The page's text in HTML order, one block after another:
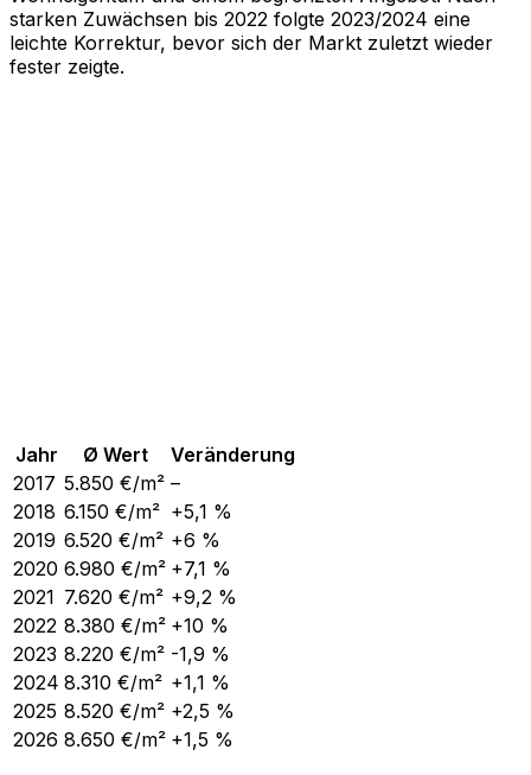
starken Zuwächsen bis 2022 folgte 2023/2024 eine
leichte Korrektur, bevor sich der Markt zuletzt wieder
fester zeigte.
Jahr Ø Wert
Veränderung
2017 5.850 €/m² –
2018 6.150 €/m² +5,1 %
2019 6.520 €/m² +6 %
2020 6.980 €/m² +7,1 %
2021 7.620 €/m² +9,2 %
2022 8.380 €/m² +10 %
2023 8.220 €/m² -1,9 %
2024 8.310 €/m² +1,1 %
2025 8.520 €/m² +2,5 %
2026 8.650 €/m² +1,5 %